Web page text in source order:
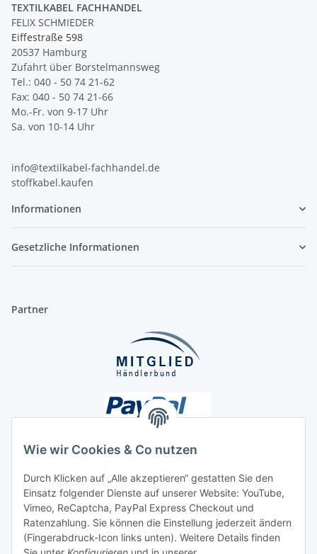
Wie wir Cookies & Co nutzen
Durch Klicken auf „Alle akzeptieren“ gestatten Sie den
Einsatz folgender Dienste auf unserer Website: YouTube,
Vimeo, ReCaptcha, PayPal Express Checkout und
Ratenzahlung. Sie können die Einstellung jederzeit ändern
(Fingerabdruck-Icon links unten). Weitere Details finden
TEXTILKABEL FACHHANDEL
FELIX SCHMIEDER
Eiffestraße 598
20537 Hamburg
Zufahrt über Borstelmannsweg
Tel.: 040 - 50 74 21-62
Fax: 040 - 50 74 21-66
Mo.-Fr. von 9-17 Uhr
Sa. von 10-14 Uhr
info@textilkabel-fachhandel.de
stoffkabel.kaufen
Informationen
Gesetzliche Informationen
Partner
Unsere Seiten
Social Media